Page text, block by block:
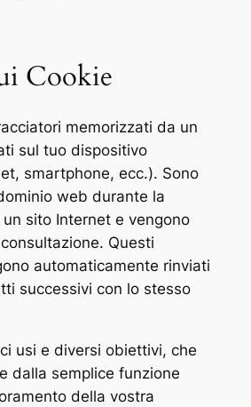
Cookie
memorizzati da un
sul tuo dispositivo
smartphone, ecc.). Sono
web durante la
sito Internet e vengono
Questi
automaticamente rinviati
successivi con lo stesso
usi e diversi obiettivi, che
dalla semplice funzione
della vostra